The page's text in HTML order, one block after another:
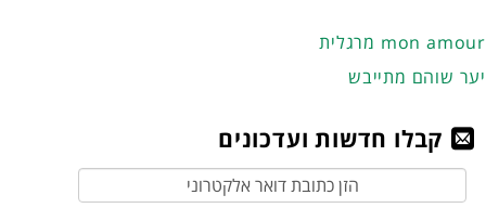
מרגלית mon amour
יער שוהם מתייבש
קבלו חדשות ועדכונים